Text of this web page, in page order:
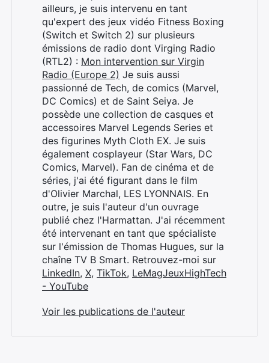
ailleurs, je suis intervenu en tant
qu'expert des jeux vidéo Fitness Boxing
(Switch et Switch 2) sur plusieurs
émissions de radio dont Virging Radio
(RTL2) : Mon intervention sur Virgin
Radio (Europe 2) Je suis aussi
passionné de Tech, de comics (Marvel,
DC Comics) et de Saint Seiya. Je
possède une collection de casques et
accessoires Marvel Legends Series et
des figurines Myth Cloth EX. Je suis
également cosplayeur (Star Wars, DC
Comics, Marvel). Fan de cinéma et de
séries, j'ai été figurant dans le film
d'Olivier Marchal, LES LYONNAIS. En
outre, je suis l'auteur d'un ouvrage
publié chez l'Harmattan. J'ai récemment
été intervenant en tant que spécialiste
sur l'émission de Thomas Hugues, sur la
chaîne TV B Smart. Retrouvez-moi sur
LinkedIn, X, TikTok, LeMagJeuxHighTech
- YouTube
Voir les publications de l'auteur
Rechercher
: